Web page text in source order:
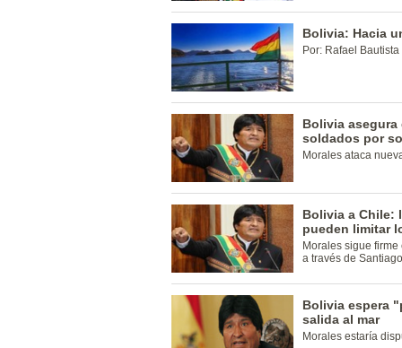
Bolivia: Hacia
Por: Rafael Bautista
Bolivia asegura
soldados por
Morales ataca
Bolivia a Chile:
pueden limitar
Morales sigue
a través de
Bolivia espera
salida al mar
Morales estaría